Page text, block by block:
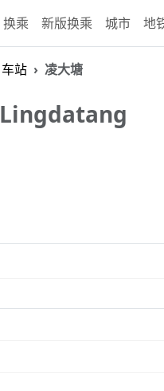
换乘 新版换乘 城市 地
车站 凌大塘
Lingdatang